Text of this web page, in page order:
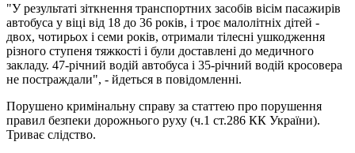
"У результаті зіткнення транспортних засобів вісім пасажирів
автобуса у віці від 18 до 36 років, і троє малолітніх дітей -
двох, чотирьох і семи років, отримали тілесні ушкодження
різного ступеня тяжкості і були доставлені до медичного
закладу. 47-річний водій автобуса і 35-річний водій кросовера
не постраждали", - йдеться в повідомленні.
Порушено кримінальну справу за статтею про порушення
правил безпеки дорожнього руху (ч.1 ст.286 КК України).
Триває слідство.